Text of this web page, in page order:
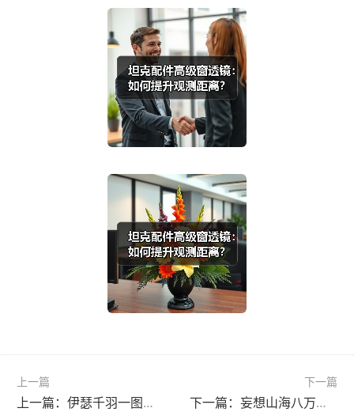
上一篇
上一篇：伊瑟千羽一图流攻略：功能型副C怎么玩？
下一篇
下一篇：妄想山海八万年版本宠物推荐：新手必养清单&偏转数值怎么选？